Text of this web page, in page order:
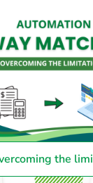
the